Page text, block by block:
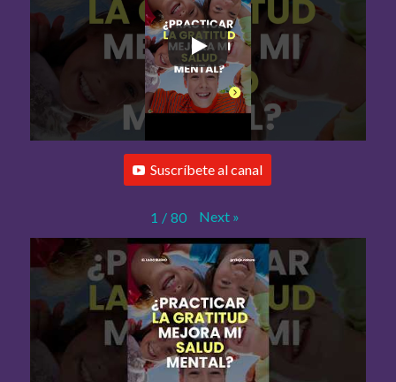
Suscríbete al canal
1 / 80 Next »